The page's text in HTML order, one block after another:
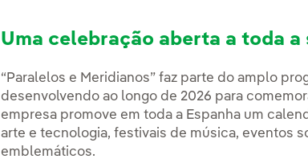
Uma celebração aberta a toda a
“Paralelos e Meridianos” faz parte do amplo
desenvolvendo ao longo de 2026 para
empresa promove em toda a Espanha um
arte e tecnologia, festivais de música, eventos
emblemáticos.